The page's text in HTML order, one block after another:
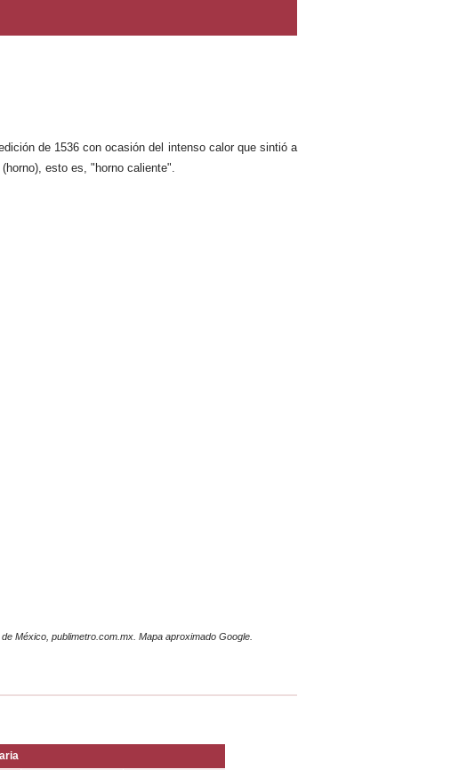
de 1536 con ocasión del intenso calor que sintió a
esto es, "horno caliente".
México, publimetro.com.mx. Mapa aproximado Google.